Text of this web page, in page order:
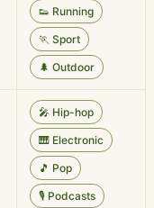
👟 Running
🏃 Sport
🌲 Outdoor
🎤 Hip-hop
🎹 Electronic
🎵 Pop
🎙️ Podcasts